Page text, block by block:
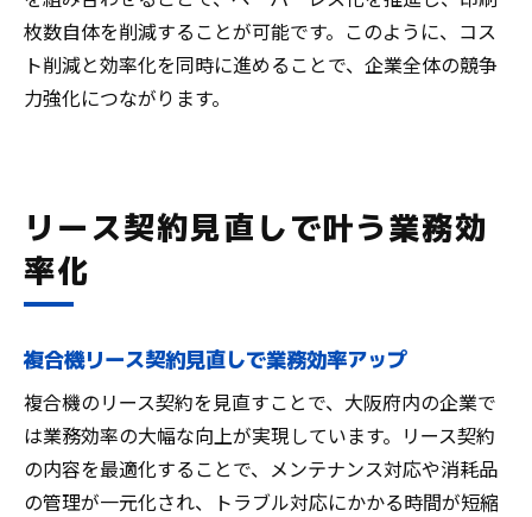
枚数自体を削減することが可能です。このように、コス
ト削減と効率化を同時に進めることで、企業全体の競争
力強化につながります。
リース契約見直しで叶う業務効
率化
複合機リース契約見直しで業務効率アップ
複合機のリース契約を見直すことで、大阪府内の企業で
は業務効率の大幅な向上が実現しています。リース契約
の内容を最適化することで、メンテナンス対応や消耗品
の管理が一元化され、トラブル対応にかかる時間が短縮